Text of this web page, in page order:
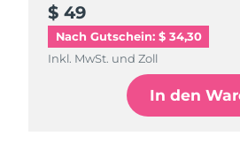
$ 49
Nach Gutschein: $ 34,30
Inkl. MwSt. und Zoll
In den